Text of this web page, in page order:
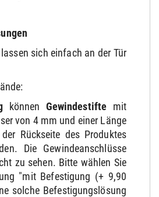
sich einfach an der Tür
können Gewindestifte mit
von 4 mm und einer Länge
Rückseite des Produktes
Die Gewindeanschlüsse
zu sehen. Bitte wählen Sie
"mit Befestigung (+ 9,90
solche Befestigungslösung